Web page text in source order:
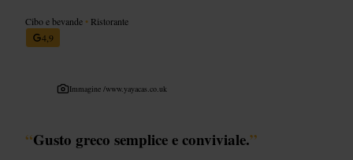
Cibo e bevande • Ristorante
4,9
Immagine /www.yayacas.co.uk
“Gusto greco semplice e conviviale.”